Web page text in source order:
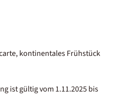
kontinentales Frühstück
ist gültig vom 1.11.2025 bis